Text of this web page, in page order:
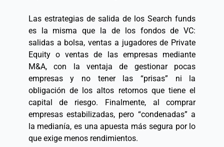
Las estrategias de salida de los Search funds
es la misma que la de los fondos de VC:
salidas a bolsa, ventas a jugadores de Private
Equity o ventas de las empresas mediante
M&A, con la ventaja de gestionar pocas
empresas y no tener las “prisas” ni la
obligación de los altos retornos que tiene el
capital de riesgo. Finalmente, al comprar
empresas estabilizadas, pero “condenadas” a
la medianía, es una apuesta más segura por lo
que exige menos rendimientos.